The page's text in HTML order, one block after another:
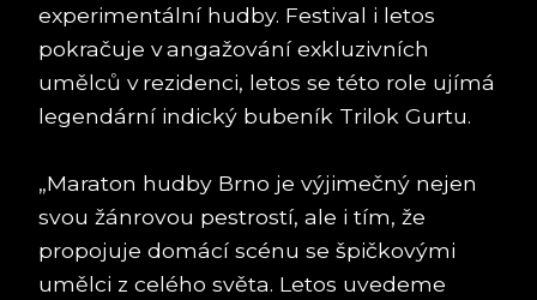
experimentální hudby. Festival i letos
pokračuje v angažování exkluzivních
umělců v rezidenci, letos se této role ujímá
legendární indický bubeník Trilok Gurtu.
„Maraton hudby Brno je výjimečný nejen
svou žánrovou pestrostí, ale i tím, že
propojuje domácí scénu se špičkovými
umělci z celého světa. Letos uvedeme